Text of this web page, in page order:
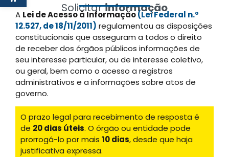
Solicitarinformação
A Lei de Acesso à Informação(Lei Federal n.º
12.527, de 18/11/2011) regulamentou as disposições
constitucionais que asseguram a todos o direito
de receber dos órgãos públicos informações de
seu interesse particular, ou de interesse coletivo,
ou geral, bem como o acesso a registros
administrativos e a informações sobre atos de
governo.
O prazo legal para recebimento de resposta é
de 20 dias úteis. O órgão ou entidade pode
prorrogá-lo por mais 10 dias, desde que haja
justificativa expressa.